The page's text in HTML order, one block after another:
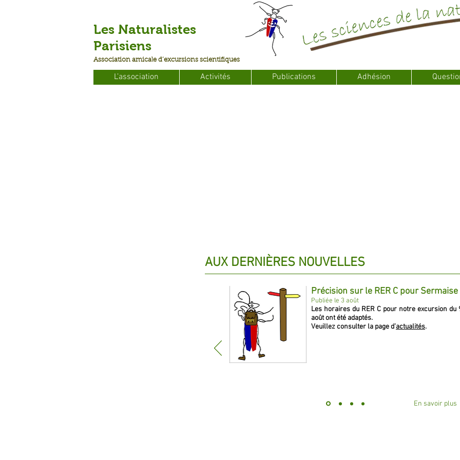
Les Naturalistes
Parisiens
Association amicale d’excursions scientifiques
L’association Activités Publications Adhésion
AUX DERNIÈRES NOUVELLES
Précision sur le RER C pour Sermaise
Publiée le 3 août
Les horaires du RER C pour notre excursion du
août ont été adaptés.
Veuillez consulter la page d’actualités.
En savoir plus